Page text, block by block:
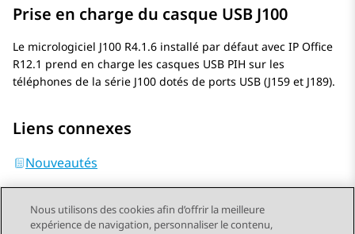
Prise en charge du casque USB J100
Le micrologiciel J100 R4.1.6 installé par défaut avec IP Office
R12.1 prend en charge les casques USB PIH sur les
téléphones de la série J100 dotés de ports USB (J159 et J189).
Liens connexes
Nouveautés
Nous utilisons des cookies afin d’offrir la meilleure
expérience de navigation, personnaliser le contenu,